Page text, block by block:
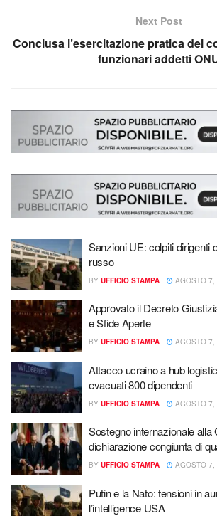
Next Post
Conclusa l’esercitazione pratica del
funzionari addetti
Sanzioni UE: colpiti dirigenti
russo
BY UFFICIO STAMPA AGOSTO 7,
Approvato il Decreto
e Sfide Aperte
BY UFFICIO STAMPA AGOSTO 7,
Attacco ucraino a hub
evacuati 800 dipendenti
BY UFFICIO STAMPA AGOSTO 7,
Sostegno internazionale alla
dichiarazione congiunta di
BY UFFICIO STAMPA AGOSTO 7,
Putin e la Nato: tensioni in
l’intelligence USA